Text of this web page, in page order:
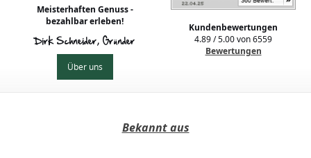
Meisterhaften Genuss -
bezahlbar erleben!
Dirk Schneider, Gründer
Über uns
Kundenbewertungen
4.89/5.00von6559
Bewertungen
Bekannt aus